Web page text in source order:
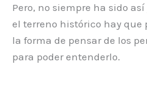
Pero, no siempre ha sido
el terreno histórico hay que
la forma de pensar de los
para poder entenderlo.